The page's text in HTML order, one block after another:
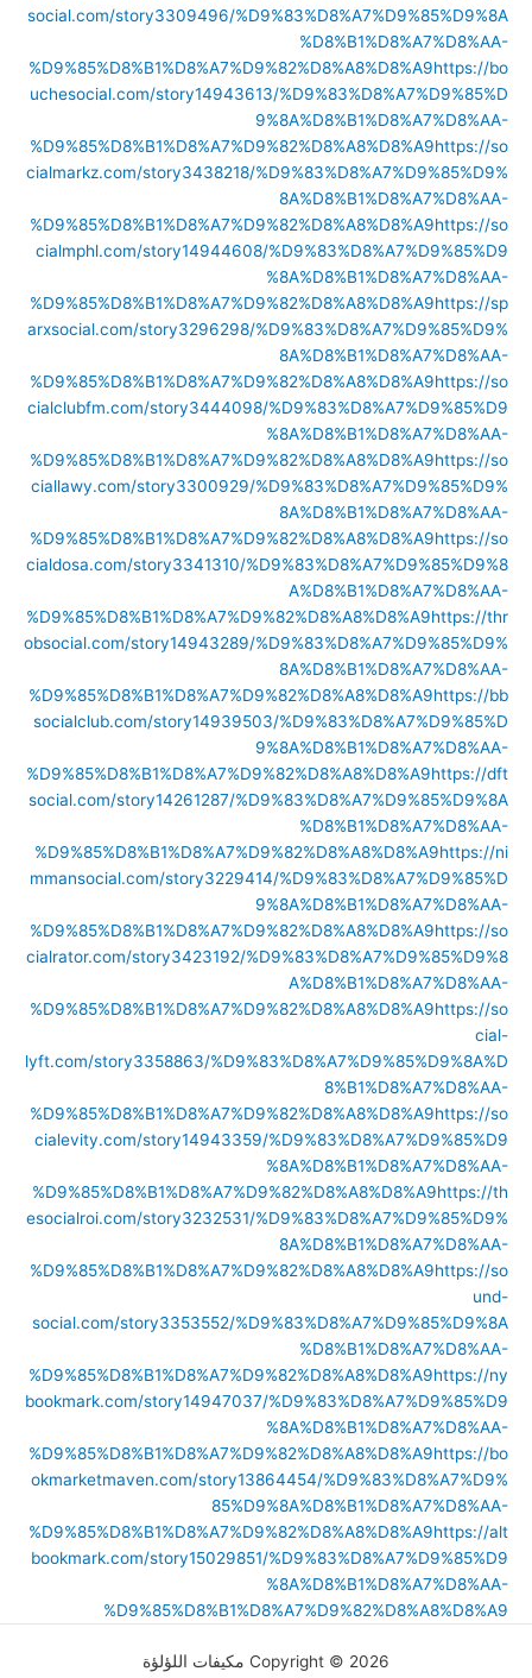
social.com/story3309496/%D9%83%D8%A7%D9%85%D9%8A
%D8%B1%D8%A7%D8%AA-
%D9%85%D8%B1%D8%A7%D9%82%D8%A8%D8%A9https://bo
uchesocial.com/story14943613/%D9%83%D8%A7%D9%85%D
9%8A%D8%B1%D8%A7%D8%AA-
%D9%85%D8%B1%D8%A7%D9%82%D8%A8%D8%A9https://so
cialmarkz.com/story3438218/%D9%83%D8%A7%D9%85%D9%
8A%D8%B1%D8%A7%D8%AA-
%D9%85%D8%B1%D8%A7%D9%82%D8%A8%D8%A9https://so
cialmphl.com/story14944608/%D9%83%D8%A7%D9%85%D9
%8A%D8%B1%D8%A7%D8%AA-
%D9%85%D8%B1%D8%A7%D9%82%D8%A8%D8%A9https://sp
arxsocial.com/story3296298/%D9%83%D8%A7%D9%85%D9%
8A%D8%B1%D8%A7%D8%AA-
%D9%85%D8%B1%D8%A7%D9%82%D8%A8%D8%A9https://so
cialclubfm.com/story3444098/%D9%83%D8%A7%D9%85%D9
%8A%D8%B1%D8%A7%D8%AA-
%D9%85%D8%B1%D8%A7%D9%82%D8%A8%D8%A9https://so
ciallawy.com/story3300929/%D9%83%D8%A7%D9%85%D9%
8A%D8%B1%D8%A7%D8%AA-
%D9%85%D8%B1%D8%A7%D9%82%D8%A8%D8%A9https://so
cialdosa.com/story3341310/%D9%83%D8%A7%D9%85%D9%8
A%D8%B1%D8%A7%D8%AA-
%D9%85%D8%B1%D8%A7%D9%82%D8%A8%D8%A9https://thr
obsocial.com/story14943289/%D9%83%D8%A7%D9%85%D9%
8A%D8%B1%D8%A7%D8%AA-
%D9%85%D8%B1%D8%A7%D9%82%D8%A8%D8%A9https://bb
socialclub.com/story14939503/%D9%83%D8%A7%D9%85%D
9%8A%D8%B1%D8%A7%D8%AA-
%D9%85%D8%B1%D8%A7%D9%82%D8%A8%D8%A9https://dft
social.com/story14261287/%D9%83%D8%A7%D9%85%D9%8A
%D8%B1%D8%A7%D8%AA-
%D9%85%D8%B1%D8%A7%D9%82%D8%A8%D8%A9https://ni
mmansocial.com/story3229414/%D9%83%D8%A7%D9%85%D
9%8A%D8%B1%D8%A7%D8%AA-
%D9%85%D8%B1%D8%A7%D9%82%D8%A8%D8%A9https://so
cialrator.com/story3423192/%D9%83%D8%A7%D9%85%D9%8
A%D8%B1%D8%A7%D8%AA-
%D9%85%D8%B1%D8%A7%D9%82%D8%A8%D8%A9https://so
cial-
lyft.com/story3358863/%D9%83%D8%A7%D9%85%D9%8A%D
8%B1%D8%A7%D8%AA-
%D9%85%D8%B1%D8%A7%D9%82%D8%A8%D8%A9https://so
cialevity.com/story14943359/%D9%83%D8%A7%D9%85%D9
%8A%D8%B1%D8%A7%D8%AA-
%D9%85%D8%B1%D8%A7%D9%82%D8%A8%D8%A9https://th
esocialroi.com/story3232531/%D9%83%D8%A7%D9%85%D9%
8A%D8%B1%D8%A7%D8%AA-
%D9%85%D8%B1%D8%A7%D9%82%D8%A8%D8%A9https://so
und-
social.com/story3353552/%D9%83%D8%A7%D9%85%D9%8A
%D8%B1%D8%A7%D8%AA-
%D9%85%D8%B1%D8%A7%D9%82%D8%A8%D8%A9https://ny
bookmark.com/story14947037/%D9%83%D8%A7%D9%85%D9
%8A%D8%B1%D8%A7%D8%AA-
%D9%85%D8%B1%D8%A7%D9%82%D8%A8%D8%A9https://bo
okmarketmaven.com/story13864454/%D9%83%D8%A7%D9%
85%D9%8A%D8%B1%D8%A7%D8%AA-
%D9%85%D8%B1%D8%A7%D9%82%D8%A8%D8%A9https://alt
bookmark.com/story15029851/%D9%83%D8%A7%D9%85%D9
%8A%D8%B1%D8%A7%D8%AA-
%D9%85%D8%B1%D8%A7%D9%82%D8%A8%D8%A9
Copyright © 2026 مكيفات اللؤلؤة